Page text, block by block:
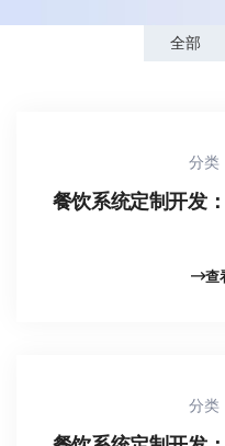
全部
分类
餐饮系统定制开发
查
分类